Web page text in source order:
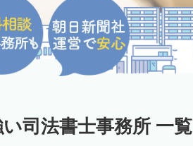
司法書士事務所 一覧